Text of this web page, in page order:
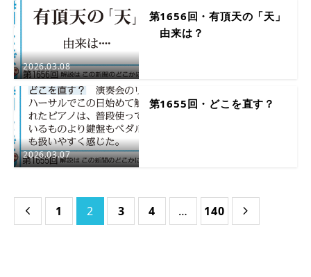
2026.03.08
第1656回・有頂天の「天」
由来は？
2026.03.07
第1655回・どこを直す？
 1 2 3 4 … 140 